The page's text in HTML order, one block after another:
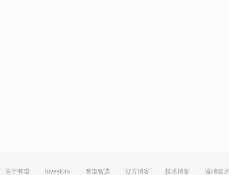
关于有道 Investors 有道智选 官方博客 技术博客 诚聘英才